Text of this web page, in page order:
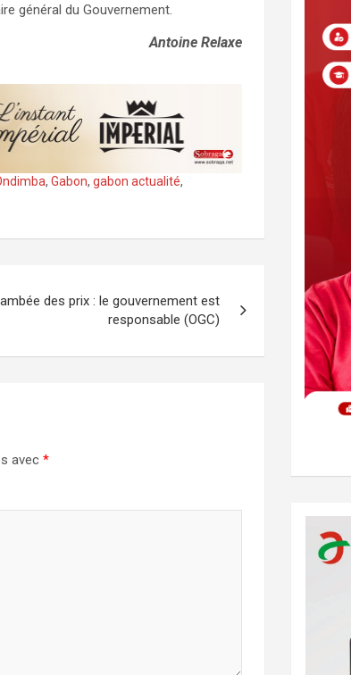
général du Gouvernement.
Antoine Relaxe
, Gabon, gabon actualité,
des prix : le gouvernement est
responsable (OGC)
avec *